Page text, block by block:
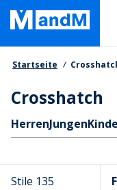
Skip
main
content
Primary
Brotkrumen
Startseite
Crosshatch
Schnellzugriff
HerrenJungen
Stile 135